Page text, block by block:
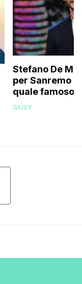
Stefano De
per Sanremo
quale famoso
relativo
GIUSY